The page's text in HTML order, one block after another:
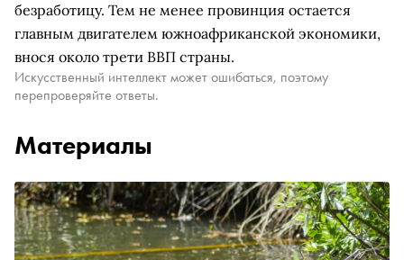
безработицу. Тем не менее провинция остается
главным двигателем южноафриканской экономики,
внося около трети ВВП страны.
Искусственный интеллект может ошибаться, поэтому
перепроверяйте ответы.
Материалы